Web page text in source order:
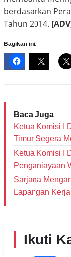
berdasarkan
Tahun 2014.
Bagikan ini:
Baca Juga
Ketua Komisi I
Timur Segera
Raya
Ketua Komisi I
Penganiayaan
‎Sarjana
Lapangan
Ikuti